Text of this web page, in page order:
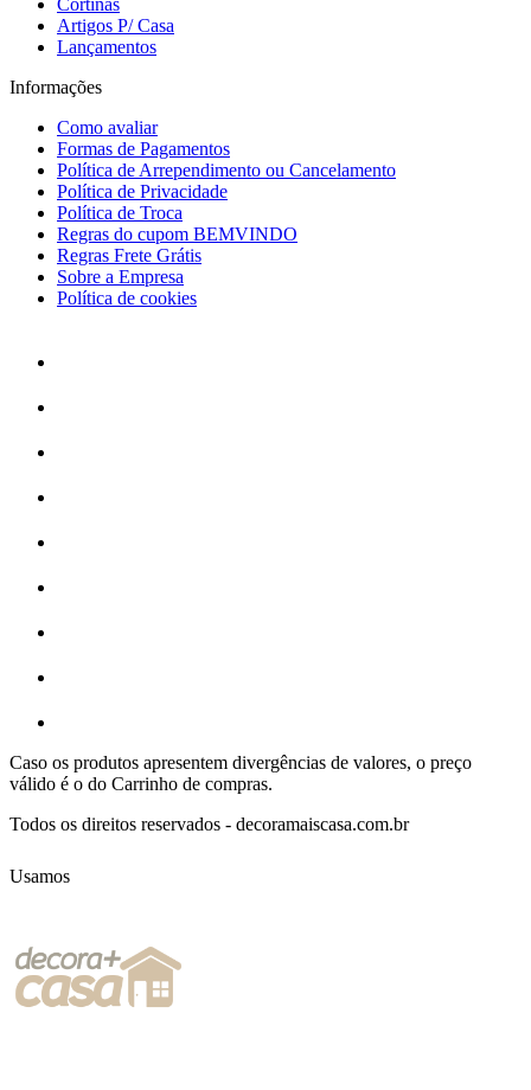
Artigos P/ Casa
Lançamentos
Informações
Como avaliar
Formas de Pagamentos
Política de Arrependimento ou Cancelamento
Política de Privacidade
Política de Troca
Regras do cupom BEMVINDO
Regras Frete Grátis
Sobre a Empresa
Política de cookies
Caso os produtos apresentem divergências de valores, o preço
válido é o do Carrinho de compras.
Todos os direitos reservados - decoramaiscasa.com.br
Usamos